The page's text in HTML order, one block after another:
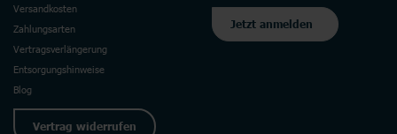
Versandkosten
Zahlungsarten
Vertragsverlängerung
Entsorgungshinweise
Blog
Vertrag widerrufen
Jetzt anmelden